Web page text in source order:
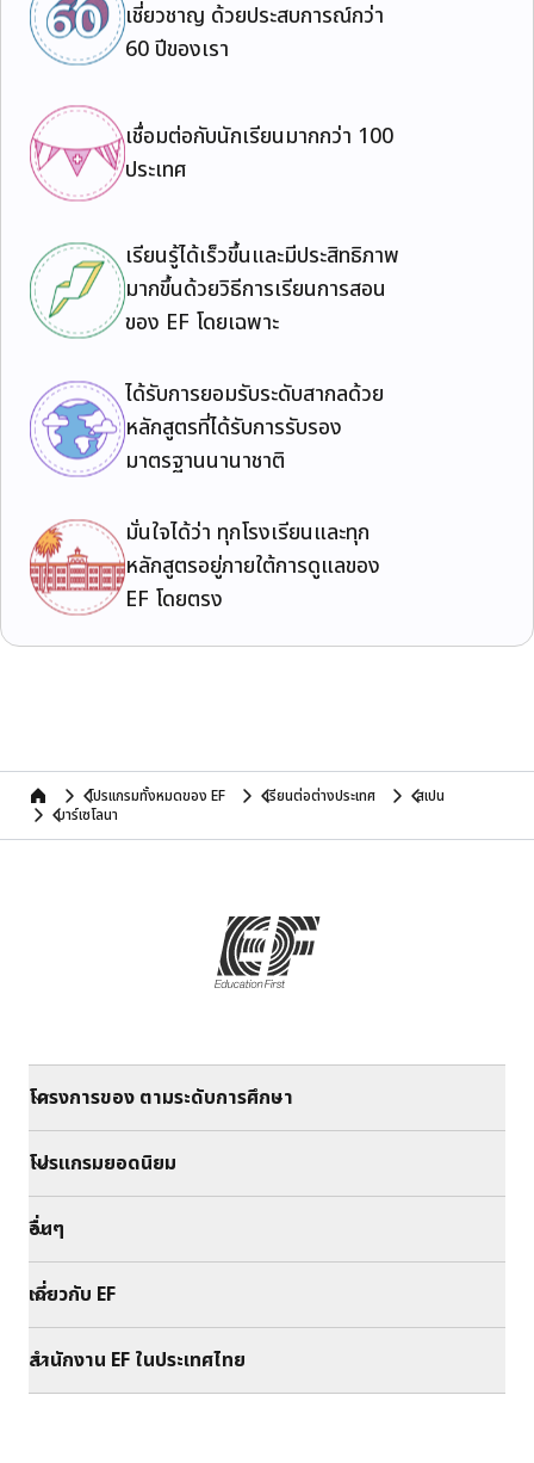
เชี่ยวชาญ ด้วยประสบการณ์กว่า
60 ปีของเรา
เชื่อมต่อกับนักเรียนมากกว่า 100
ประเทศ
เรียนรู้ได้เร็วขึ้นและมีประสิทธิภาพ
มากขึ้นด้วยวิธีการเรียนการสอน
ของ EF โดยเฉพาะ
ได้รับการยอมรับระดับสากลด้วย
หลักสูตรที่ได้รับการรับรอง
มาตรฐานนานาชาติ
มั่นใจได้ว่า ทุกโรงเรียนและทุก
หลักสูตรอยู่ภายใต้การดูแลของ
EF โดยตรง
home โปรแกรมทั้งหมดของ EF เรียนต่อต่างประเทศ
สเปน
บาร์เซโลนา
โครงการของ ตามระดับการศึกษา
โปรแกรมยอดนิยม
อื่นๆ
เกี่ยวกับ EF
สำนักงาน EF ในประเทศไทย